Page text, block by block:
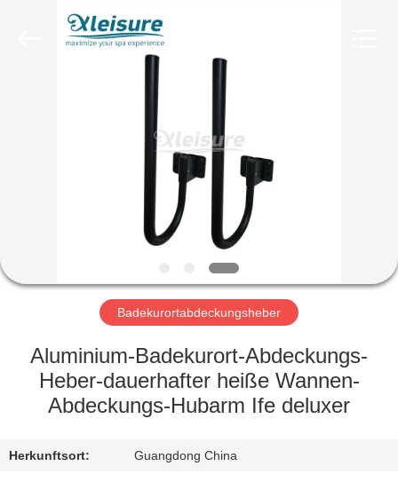
STARTSEITE
FABRIK
QUALITÄTSKONTROLLE
Badekurortabdeckungsheber
Aluminium-Badekurort-Abdeckungs-
Heber-dauerhafter heiße Wannen-
Abdeckungs-Hubarm Ife deluxer
Herkunftsort: Guangdong China